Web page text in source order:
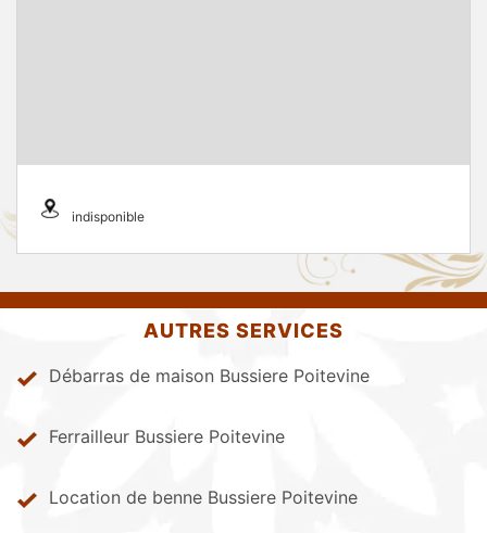
indisponible
AUTRES SERVICES
Débarras de maison Bussiere Poitevine
Ferrailleur Bussiere Poitevine
Location de benne Bussiere Poitevine